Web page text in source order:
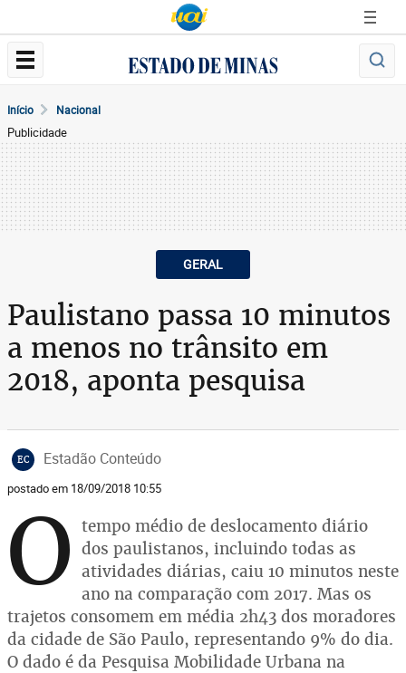
Início Nacional
Publicidade
GERAL
Paulistano passa 10 minutos
a menos no trânsito em
2018, aponta pesquisa
EC Estadão Conteúdo
postado em 18/09/2018 10:55
O tempo médio de deslocamento diário
dos paulistanos, incluindo todas as
atividades diárias, caiu 10 minutos neste
ano na comparação com 2017. Mas os
trajetos consomem em média 2h43 dos moradores
da cidade de São Paulo, representando 9% do dia.
O dado é da Pesquisa Mobilidade Urbana na